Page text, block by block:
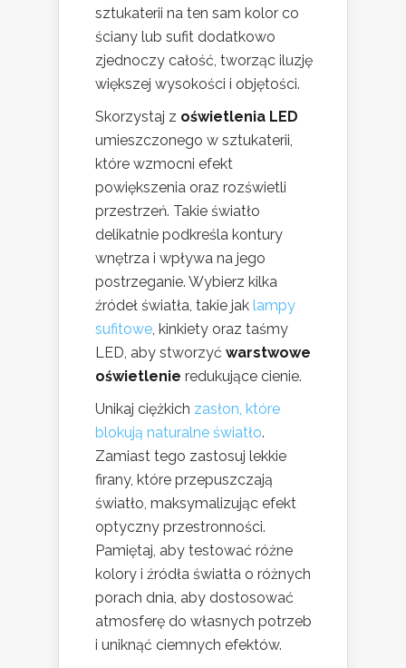
sztukaterii na ten sam kolor co
ściany lub sufit dodatkowo
zjednoczy całość, tworząc iluzję
większej wysokości i objętości.
Skorzystaj z oświetlenia LED
umieszczonego w sztukaterii,
które wzmocni efekt
powiększenia oraz rozświetli
przestrzeń. Takie światło
delikatnie podkreśla kontury
wnętrza i wpływa na jego
postrzeganie. Wybierz kilka
źródeł światła, takie jak lampy
sufitowe, kinkiety oraz taśmy
LED, aby stworzyć warstwowe
oświetlenie redukujące cienie.
Unikaj ciężkich zasłon, które
blokują naturalne światło.
Zamiast tego zastosuj lekkie
firany, które przepuszczają
światło, maksymalizując efekt
optyczny przestronności.
Pamiętaj, aby testować różne
kolory i źródła światła o różnych
porach dnia, aby dostosować
atmosferę do własnych potrzeb
i uniknąć ciemnych efektów.